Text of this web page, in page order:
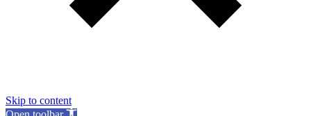
Skip to content